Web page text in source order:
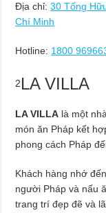
Địa chỉ:30 Tống
Chí Minh
Hotline: 1800
2LA VILLA
LA VILLA là một
món ăn Pháp kết
phong cách Pháp
Khách hàng nhớ
người Pháp và nấu
trang trí đẹp đẽ và